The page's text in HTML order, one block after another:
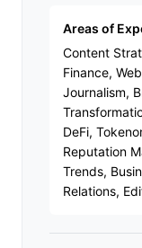
Areas of
Content
Finance,
Journalism,
DeFi,
Reputation
Trends,
Relations,